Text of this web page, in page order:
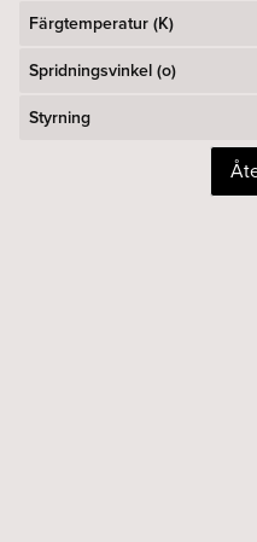
Färgtemperatur (K)
Spridningsvinkel (o)
Styrning